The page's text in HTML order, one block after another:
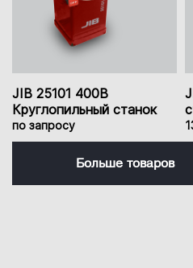
JIB 25101 400B
Круглопильный станок
по запросу
Больше товаров